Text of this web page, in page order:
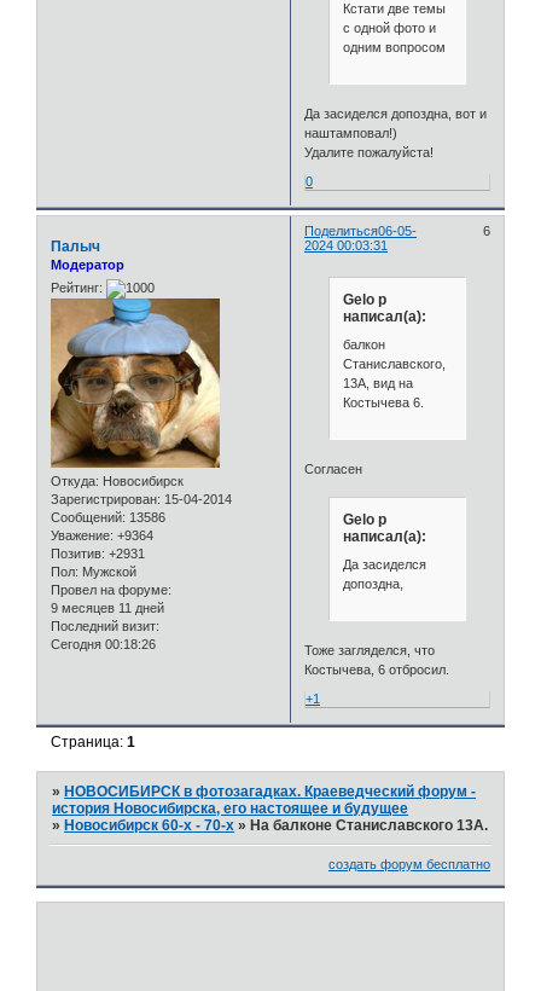
Кстати две темы
с одной фото и
одним вопросом
Да засиделся допоздна, вот и
наштамповал!)
Удалите пожалуйста!
0
Поделиться 6
06-05-
2024 00:03:31
Палыч
Модератор
Рейтинг:
Откуда: Новосибирск
Зарегистрирован: 15-04-2014
Сообщений: 13586
Уважение: +9364
Позитив: +2931
Пол: Мужской
Провел на форуме:
9 месяцев 11 дней
Последний визит:
Сегодня 00:18:26
Gelo p
написал(а):
балкон
Станиславского,
13А, вид на
Костычева 6.
Согласен
Gelo p
написал(а):
Да засиделся
допоздна,
Тоже загляделся, что
Костычева, 6 отбросил.
+1
Страница:1
» НОВОСИБИРСК в фотозагадках. Краеведческий форум -
история Новосибирска, его настоящее и будущее
» Новосибирск 60-х - 70-х » На балконе Станиславского 13А.
создать форум бесплатно